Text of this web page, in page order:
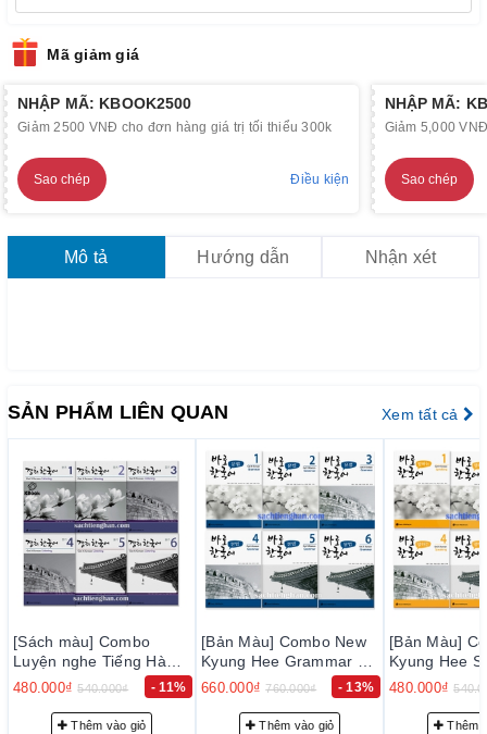
Mã giảm giá
NHẬP MÃ: KBOOK2500
Giảm 2500 VNĐ cho đơn hàng giá trị tối thiểu 300k
Sao chép Điều kiện
NHẬP MÃ:
Giảm 5,000
Sao chép
Mô tả Hướng dẫn Nhận xét
SẢN PHẨM LIÊN QUAN Xem tất cả
국어
- 11%
[Bản Màu] Combo New
Kyung Hee Grammar 1-
6 - 바로 한국어 문법 1-6
660.000₫ 760.000₫ - 13%
Thêm vào giỏ
[Bản Màu] Combo New
Kyung Hee Speaking 1-
6 - 바로 한국어 말하기 1-
480.000₫ 540.000₫ - 11%
Thêm vào giỏ
[Bản
Kyung
- 바로
480.000₫